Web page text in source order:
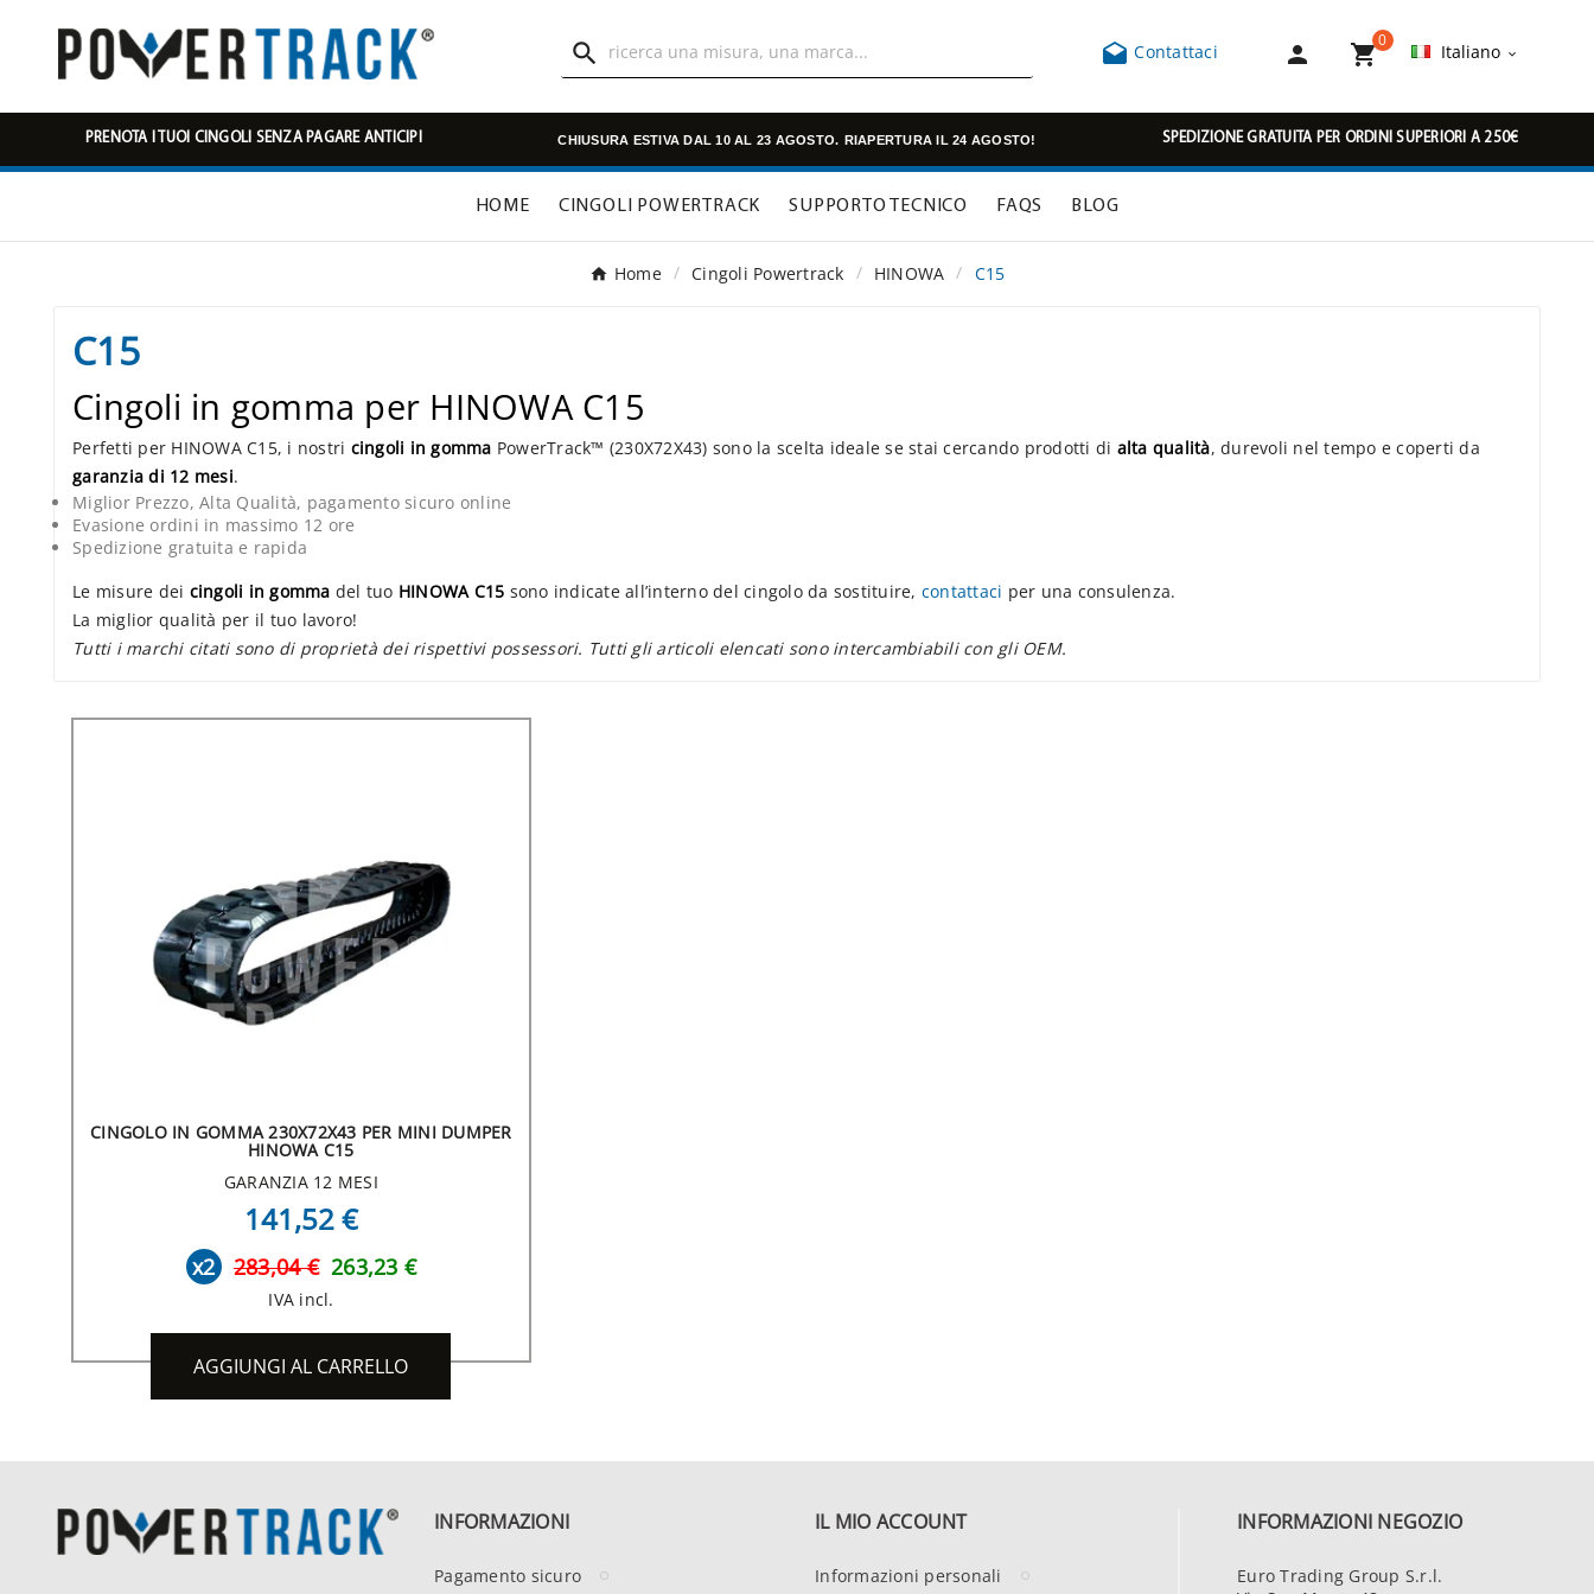
  Contattaci  
0
Italiano 
PRENOTA I TUOI CINGOLI SENZA PAGARE ANTICIPI CHIUSURA ESTIVA DAL 10 AL 23 AGOSTO. RIAPERTURA IL 24 AGOSTO! SPEDIZIONE GRATUITA PER ORDINI SUPERIORI A 250€
HOME CINGOLI POWERTRACK SUPPORTO TECNICO FAQS BLOG
Home Cingoli Powertrack HINOWA C15
C15
Cingoli in gomma per HINOWA C15
Perfetti per HINOWA C15, i nostri cingoli in gomma PowerTrack™ (230X72X43) sono la scelta ideale se stai cercando prodotti di alta qualità, durevoli nel tempo e coperti da
garanzia di 12 mesi.
Miglior Prezzo, Alta Qualità, pagamento sicuro online
Evasione ordini in massimo 12 ore
Spedizione gratuita e rapida
Le misure dei cingoli in gomma del tuo HINOWA C15 sono indicate all’interno del cingolo da sostituire, contattaci per una consulenza.
La miglior qualità per il tuo lavoro!
Tutti i marchi citati sono di proprietà dei rispettivi possessori. Tutti gli articoli elencati sono intercambiabili con gli OEM.
CINGOLO IN GOMMA 230X72X43 PER MINI DUMPER
HINOWA C15
GARANZIA 12 MESI
141,52 €
x2 283,04 € 263,23 €
IVA incl.
AGGIUNGI AL CARRELLO
INFORMAZIONI
Pagamento sicuro
IL MIO ACCOUNT
Informazioni personali
INFORMAZIONI NEGOZIO
Euro Trading Group S.r.l.